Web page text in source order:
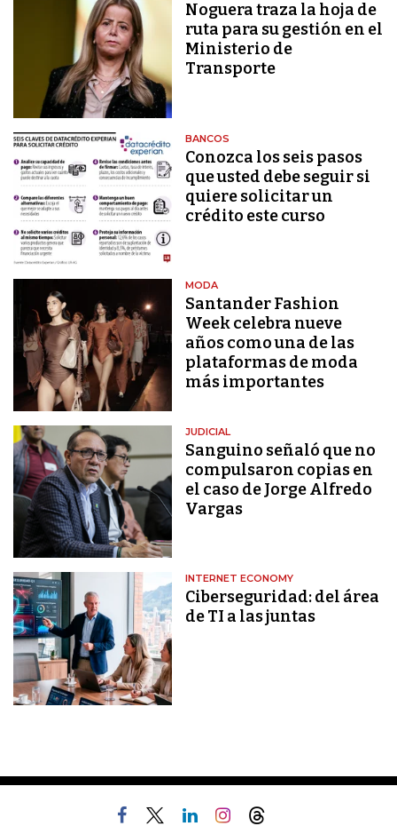
Noguera traza la hoja de
ruta para su gestión en el
Ministerio de
Transporte
BANCOS
Conozca los seis pasos
que usted debe seguir si
quiere solicitar un
crédito este curso
MODA
Santander Fashion
Week celebra nueve
años como una de las
plataformas de moda
más importantes
JUDICIAL
Sanguino señaló que no
compulsaron copias en
el caso de Jorge Alfredo
Vargas
INTERNET ECONOMY
Ciberseguridad: del área
de TI a las juntas